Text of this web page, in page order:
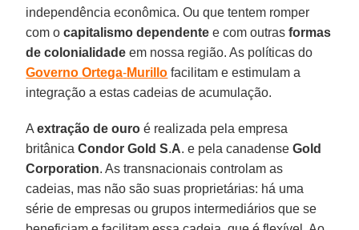
independência econômica. Ou que tentem romper
com ocapitalismo dependente e com outrasformas
de colonialidade em nossa região. As políticas do
Governo Ortega-Murillo facilitam e estimulam a
integração a estas cadeias de acumulação.
Aextração de ouro é realizada pela empresa
britânicaCondor Gold S.A. e pela canadenseGold
Corporation. As transnacionais controlam as
cadeias, mas não são suas proprietárias: há uma
série de empresas ou grupos intermediários que se